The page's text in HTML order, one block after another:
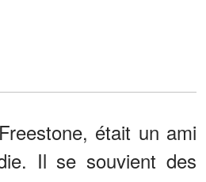
était un ami
Il se souvient des